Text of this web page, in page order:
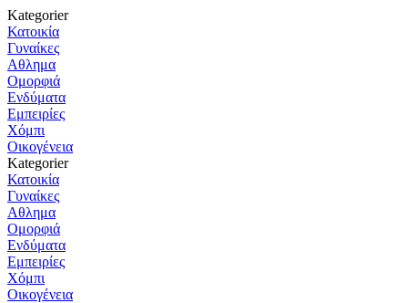
Kategorier
Κατοικία
Γυναίκες
Αθλημα
Ομορφιά
Ενδύματα
Εμπειρίες
Χόμπι
Οικογένεια
Kategorier
Κατοικία
Γυναίκες
Αθλημα
Ομορφιά
Ενδύματα
Εμπειρίες
Χόμπι
Οικογένεια